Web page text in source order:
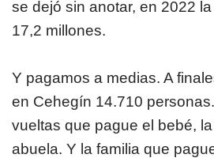
se dejó sin anotar, en 2022
17,2 millones.
Y pagamos a medias. A
en Cehegín 14.710
vueltas que pague el bebé,
abuela. Y la familia que